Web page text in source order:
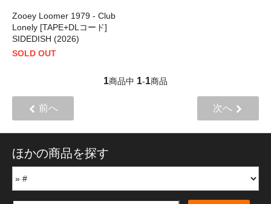
Zooey Loomer 1979 - Club
Lonely [TAPE+DLコード]
SIDEDISH (2026)
SOLD OUT
1商品中 1-1商品
前へ 次へ
ほかの商品を探す